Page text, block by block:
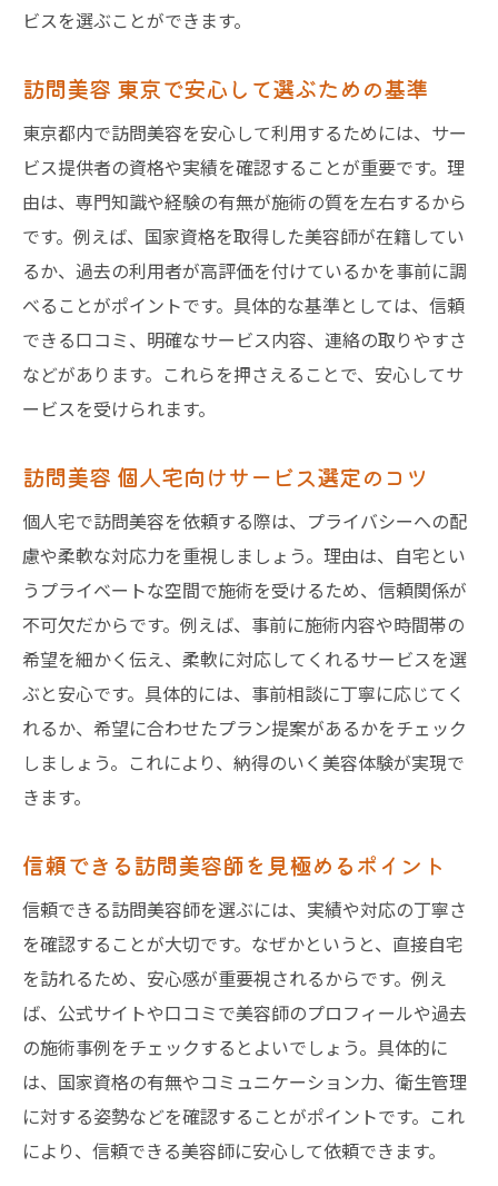
ビスを選ぶことができます。
訪問美容 東京で安心して選ぶための基準
東京都内で訪問美容を安心して利用するためには、サー
ビス提供者の資格や実績を確認することが重要です。理
由は、専門知識や経験の有無が施術の質を左右するから
です。例えば、国家資格を取得した美容師が在籍してい
るか、過去の利用者が高評価を付けているかを事前に調
べることがポイントです。具体的な基準としては、信頼
できる口コミ、明確なサービス内容、連絡の取りやすさ
などがあります。これらを押さえることで、安心してサ
ービスを受けられます。
訪問美容 個人宅向けサービス選定のコツ
個人宅で訪問美容を依頼する際は、プライバシーへの配
慮や柔軟な対応力を重視しましょう。理由は、自宅とい
うプライベートな空間で施術を受けるため、信頼関係が
不可欠だからです。例えば、事前に施術内容や時間帯の
希望を細かく伝え、柔軟に対応してくれるサービスを選
ぶと安心です。具体的には、事前相談に丁寧に応じてく
れるか、希望に合わせたプラン提案があるかをチェック
しましょう。これにより、納得のいく美容体験が実現で
きます。
信頼できる訪問美容師を見極めるポイント
信頼できる訪問美容師を選ぶには、実績や対応の丁寧さ
を確認することが大切です。なぜかというと、直接自宅
を訪れるため、安心感が重要視されるからです。例え
ば、公式サイトや口コミで美容師のプロフィールや過去
の施術事例をチェックするとよいでしょう。具体的に
は、国家資格の有無やコミュニケーション力、衛生管理
に対する姿勢などを確認することがポイントです。これ
により、信頼できる美容師に安心して依頼できます。